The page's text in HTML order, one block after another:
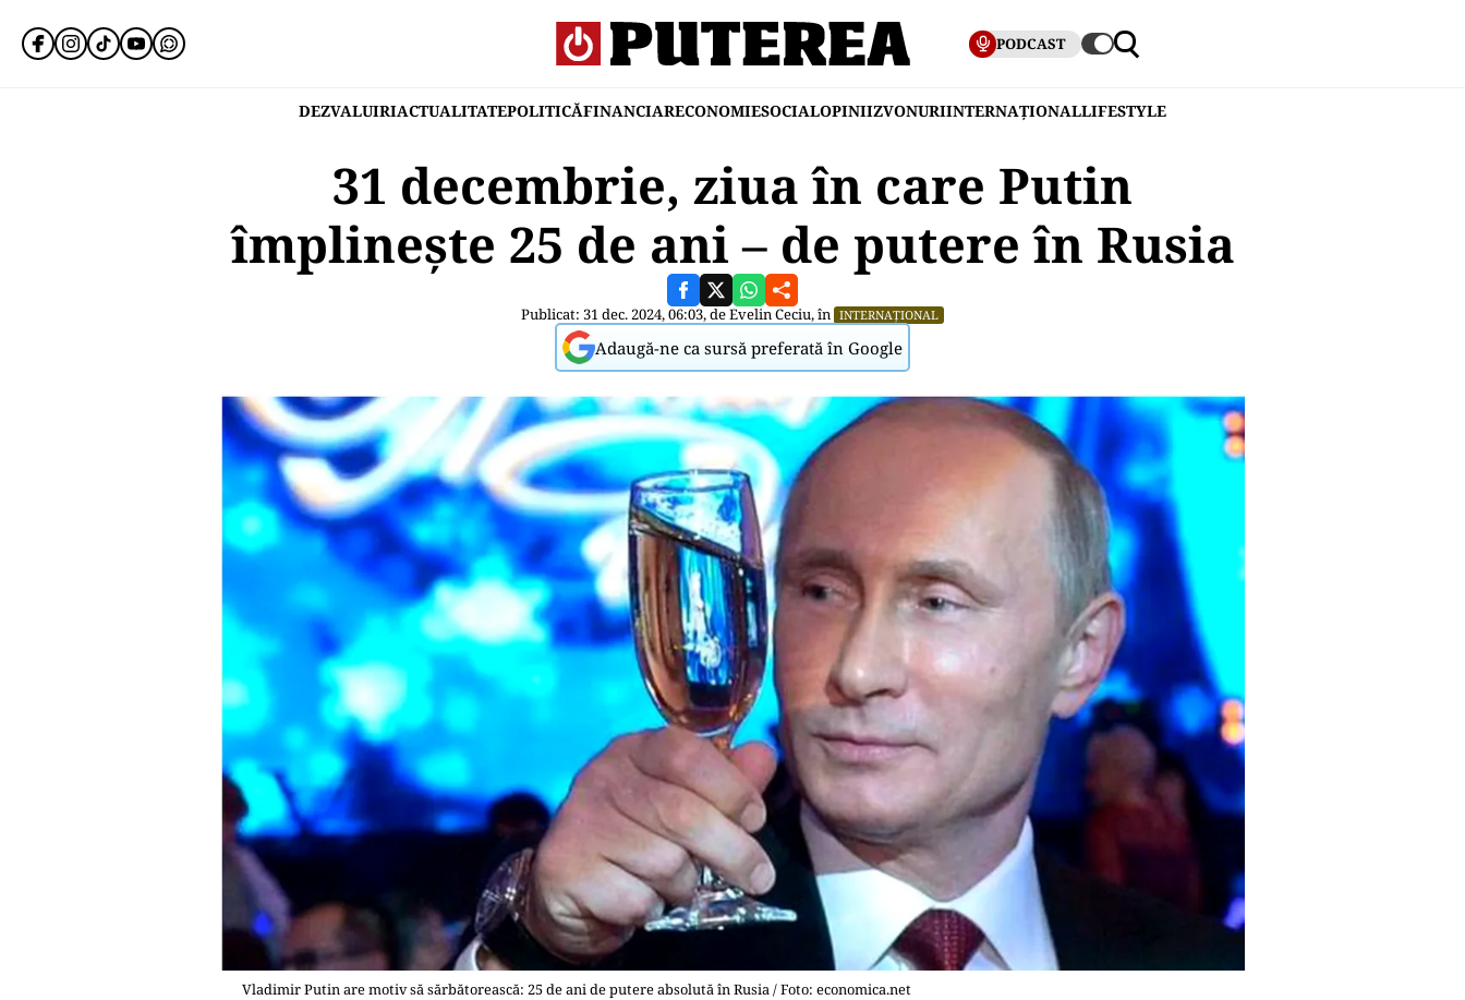
PODCAST
DEZVALUIRIACTUALITATEPOLITICĂFINANCIARECONOMIESOCIALOPINIIZVONURIINTERNAȚIONALLIFESTYLE
31 decembrie, ziua în care Putin
împlinește 25 de ani – de putere în Rusia
Publicat: 31 dec. 2024, 06:03, deEvelin Ceciu, în INTERNAȚIONAL
Adaugă-ne ca sursă preferată în Google
Vladimir Putin are motiv să sărbătorească: 25 de ani de putere absolută în Rusia / Foto: economica.net